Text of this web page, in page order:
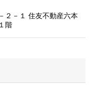
２－１ 住友不動産六本
階